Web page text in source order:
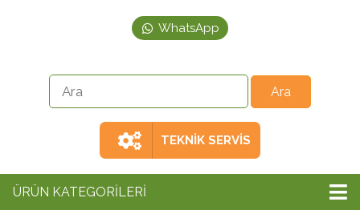
Japon Akmaz Yıkama
Ribon
WhatsApp
TEKNİK SERVİS
ÜRÜN KATEGORİLERİ